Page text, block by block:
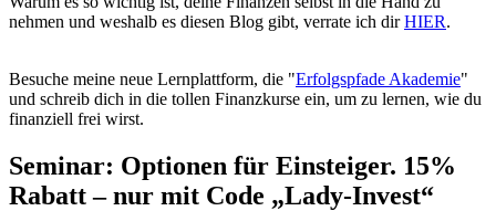
nehmen und weshalb es diesen Blog gibt, verrate ich dirHIER.
Besuche meine neue Lernplattform, die "Erfolgspfade Akademie"
und schreib dich in die tollen Finanzkurse ein, um zu lernen, wie du
finanziell frei wirst.
Seminar: Optionen für Einsteiger. 15%
Rabatt – nur mit Code „Lady-Invest“